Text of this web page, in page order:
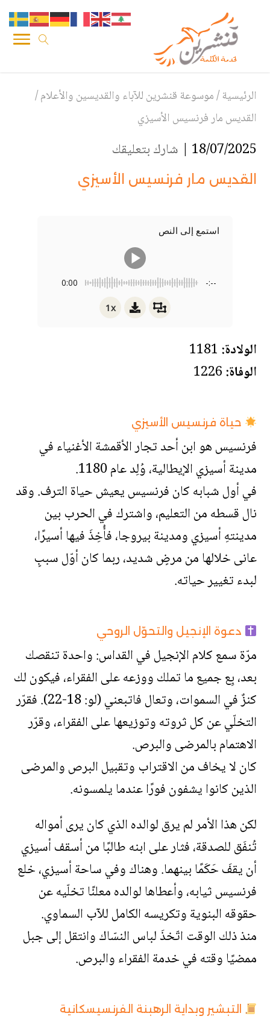
الرئيسية/موسوعة قنشرين للآباء والقديسين والأعلام/
القديس مار فرنسيس الأسيزي
18/07/2025 | شارك بتعليقك
القديس مار فرنسيس الأسيزي
استمع إلى النص
0:00 -:--
1x
الولادة:
الوفاة:
حياة فرنسيس الأسيزي
فرنسيس هو ابن أحد تجار الأقمشة الأغنياء في
مدينة أسيزي الإيطالية، وُلِد عام 1180.
في أول شبابه كان فرنسيس يعيش حياة الترف. وقد
نال قسطه من التعليم، واشترك في الحرب بين
مدينتهِ أسيزي ومدينة بيروجا، فأُخِذَ فيها أسيرًا،
عانى خلالها من مرضٍ شديد، ربما كان أوّل سببٍ
لبدء تغيير حياته.
دعوة الإنجيل والتحوّل الروحي
مرّة سمع كلام الإنجيل في القداس: واحدة تنقصك
بعد، بِع جميع ما تملك ووزعه على الفقراء، فيكون لك
كنزٌ في السموات، وتعال فاتبعني (لو: 18-22). فقرّر
التخلّي عن كل ثروته وتوزيعها على الفقراء، وقرّر
الاهتمام بالمرضى والبرص.
كان لا يخاف من الاقتراب وتقبيل البرص والمرضى
الذين كانوا يشفون فورًا عندما يلمسونه.
لكن هذا الأمر لم يرق لوالده الذي كان يرى أمواله
تُنفَق للصدقة، فثار على ابنه طالبًا من أسقف أسيزي
أن يقفَ حَكَمًا بينهما. وهناك وفي ساحة أسيزي، خلع
فرنسيس ثيابه، وأعطاها لوالده معلنًا تخلّيه عن
حقوقه البنوية وتكريسه الكامل للآب السماوي.
منذ ذلك الوقت اتّخذَ لباس النسّاك وانتقل إلى جبل
ممضيًا وقته في خدمة الفقراء والبرص.
التبشير وبداية الرهبنة الفرنسيسكانية